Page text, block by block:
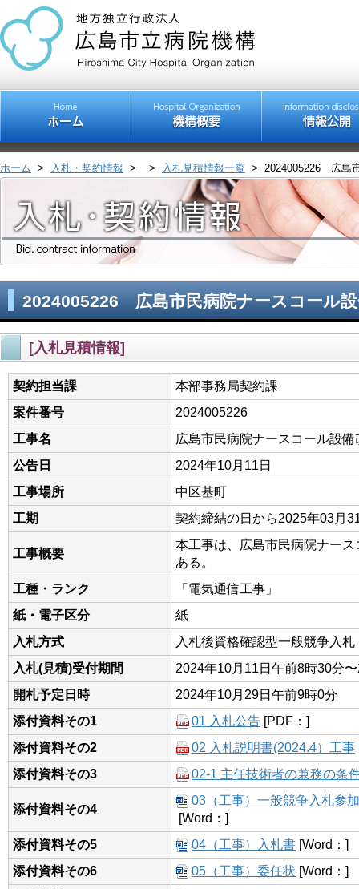
ホーム > 入札・契約情報 > > 入札見積情報一覧 > 2024005226 広島
2024005226 広島市民病院ナースコール設
[入札見積情報]
契約担当課
本部事務局契約課
案件番号
2024005226
工事名
広島市民病院ナースコール設備
公告日
2024年10月11日
工事場所
中区基町
工期
契約締結の日から2025年03月
工事概要
本工事は、広島市民病院ナー
ある。
工種・ランク
「電気通信工事」
紙・電子区分
紙
入札方式
入札後資格確認型一般競争入札
入札(見積)受付期間
2024年10月11日午前8時30分
開札予定日時
2024年10月29日午前9時0分
添付資料その1
01 入札公告 [PDF：]
添付資料その2
02 入札説明書(2024.4）工事
添付資料その3
02-1 主任技術者の兼務の条
添付資料その4
03（工事）一般競争入札参
[Word：]
添付資料その5
04（工事）入札書 [Word：]
添付資料その6
05（工事）委任状 [Word：]